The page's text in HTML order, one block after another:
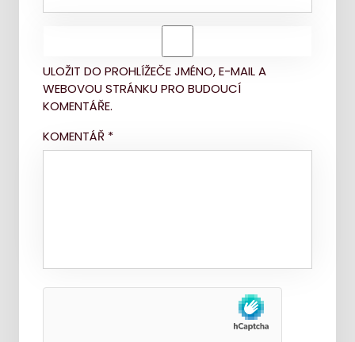
ULOŽIT DO PROHLÍŽEČE JMÉNO, E-MAIL A
WEBOVOU STRÁNKU PRO BUDOUCÍ
KOMENTÁŘE.
KOMENTÁŘ *